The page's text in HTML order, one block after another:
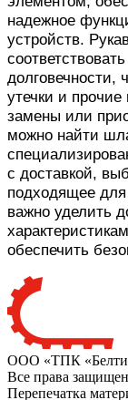
надежное
устройств.
долговечности,
утечки и
замены или
можно найти
с доставкой,
подходящее для
важно уделить
обеспечить
ООО «ТПК
Все права
Перепечатка